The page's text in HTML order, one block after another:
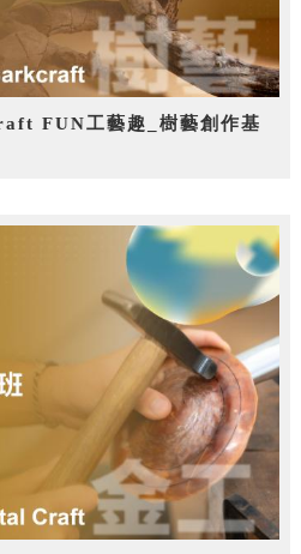
FUN工藝趣_樹藝創作基